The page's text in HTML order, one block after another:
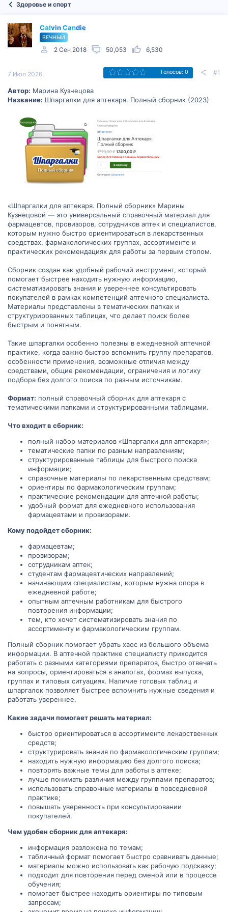
Здоровье и спорт
Calvin Candie
ВЕЧНЫЙ
2 Сен 2018 50,053 6,530
7 Июл 2026 Голосов: 0 #1
Автор: Марина Кузнецова
Название: Шпаргалки для аптекаря. Полный сборник (2023)
«Шпаргалки для аптекаря. Полный сборник» Марины
Кузнецовой — это универсальный справочный материал для
фармацевтов, провизоров, сотрудников аптек и специалистов,
которым нужно быстро ориентироваться в лекарственных
средствах, фармакологических группах, ассортименте и
практических рекомендациях для работы за первым столом.
Сборник создан как удобный рабочий инструмент, который
помогает быстрее находить нужную информацию,
систематизировать знания и увереннее консультировать
покупателей в рамках компетенций аптечного специалиста.
Материалы представлены в тематических папках и
структурированных таблицах, что делает поиск более
быстрым и понятным.
Такие шпаргалки особенно полезны в ежедневной аптечной
практике, когда важно быстро вспомнить группу препаратов,
особенности применения, возможные отличия между
средствами, общие рекомендации, ограничения и логику
подбора без долгого поиска по разным источникам.
Формат: полный справочный сборник для аптекаря с
тематическими папками и структурированными таблицами.
Что входит в сборник:
полный набор материалов «Шпаргалки для аптекаря»;
тематические папки по разным направлениям;
структурированные таблицы для быстрого поиска
информации;
справочные материалы по лекарственным средствам;
ориентиры по фармакологическим группам;
практические рекомендации для аптечной работы;
удобный формат для ежедневного использования
фармацевтами и провизорами.
Кому подойдет сборник:
фармацевтам;
провизорам;
сотрудникам аптек;
студентам фармацевтических направлений;
начинающим специалистам, которым нужна опора в
ежедневной работе;
опытным аптечным работникам для быстрого
повторения информации;
тем, кто хочет систематизировать знания по
ассортименту и фармакологическим группам.
Полный сборник помогает убрать хаос из большого объема
информации. В аптечной практике специалисту приходится
работать с разными категориями препаратов, быстро отвечать
на вопросы, ориентироваться в аналогах, формах выпуска,
группах и типовых ситуациях. Наличие готовых таблиц и
шпаргалок позволяет быстрее вспомнить нужные сведения и
работать увереннее.
Какие задачи помогает решать материал:
быстро ориентироваться в ассортименте лекарственных
средств;
структурировать знания по фармакологическим группам;
находить нужную информацию без долгого поиска;
повторять важные темы для работы в аптеке;
лучше понимать различия между группами препаратов;
использовать справочные материалы в повседневной
практике;
повышать уверенность при консультировании
покупателей.
Чем удобен сборник для аптекаря:
информация разложена по темам;
табличный формат помогает быстро сравнивать данные;
материалы можно использовать как рабочую подсказку;
подходит для повторения перед сменой или в процессе
обучения;
помогает быстрее находить ориентиры по типовым
запросам;